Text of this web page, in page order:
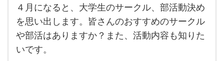
４月
に
な
４月になると、大学生のサークル、部活動決め
を思い出します。皆さんのおすすめのサークル
や部活はありますか？また、活動内容も知りた
いです。